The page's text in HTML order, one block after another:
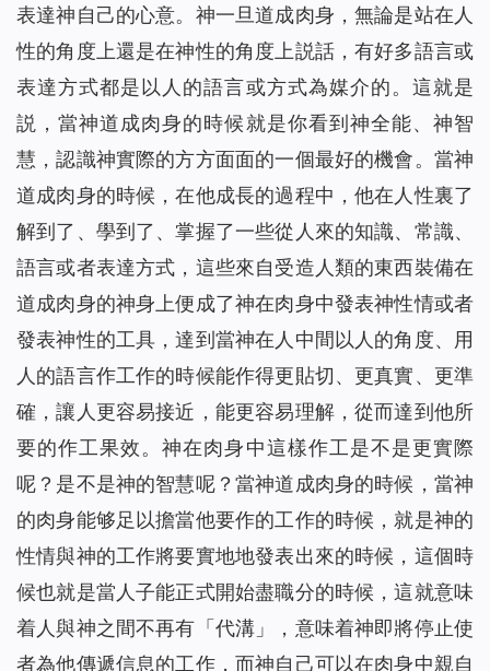
表達神自己的心意。神一旦道成肉身，無論是站在人
性的角度上還是在神性的角度上説話，有好多語言或
表達方式都是以人的語言或方式為媒介的。這就是
説，當神道成肉身的時候就是你看到神全能、神智
慧，認識神實際的方方面面的一個最好的機會。當神
道成肉身的時候，在他成長的過程中，他在人性裏了
解到了、學到了、掌握了一些從人來的知識、常識、
語言或者表達方式，這些來自受造人類的東西裝備在
道成肉身的神身上便成了神在肉身中發表神性情或者
發表神性的工具，達到當神在人中間以人的角度、用
人的語言作工作的時候能作得更貼切、更真實、更準
確，讓人更容易接近，能更容易理解，從而達到他所
要的作工果效。神在肉身中這樣作工是不是更實際
呢？是不是神的智慧呢？當神道成肉身的時候，當神
的肉身能够足以擔當他要作的工作的時候，就是神的
性情與神的工作將要實地地發表出來的時候，這個時
候也就是當人子能正式開始盡職分的時候，這就意味
着人與神之間不再有「代溝」，意味着神即將停止使
者為他傳遞信息的工作，而神自己可以在肉身中親自